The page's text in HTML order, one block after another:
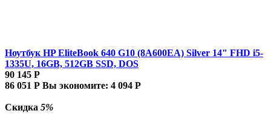
Ноутбук HP EliteBook 640 G10 (8A600EA) Silver 14" FHD i5-
1335U, 16GB, 512GB SSD, DOS
90 145 Р
86 051 Р Вы экономите: 4 094 Р
Скидка 5%